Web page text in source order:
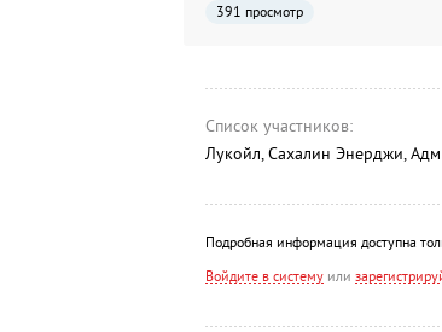
391 просмотр
Список участников:
Лукойл, Сахалин Энерджи,
Подробная информация доступна
Войдите в системуили